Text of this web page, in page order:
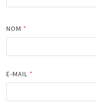
NOM *
E-MAIL *